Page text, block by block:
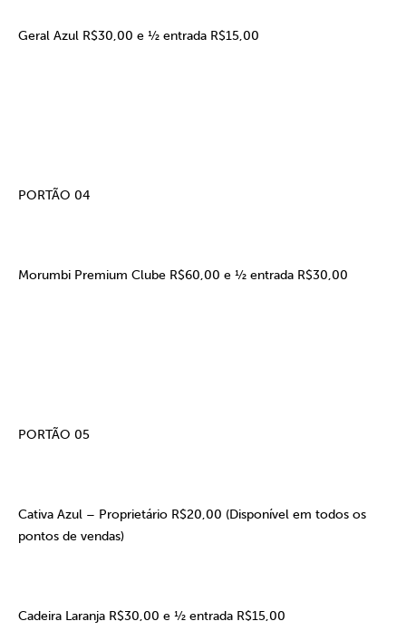
Geral Azul R$30,00 e ½ entrada R$15,00
PORTÃO 04
Morumbi Premium Clube R$60,00 e ½ entrada R$30,00
PORTÃO 05
Cativa Azul – Proprietário R$20,00 (Disponível em todos os
pontos de vendas)
Cadeira Laranja R$30,00 e ½ entrada R$15,00